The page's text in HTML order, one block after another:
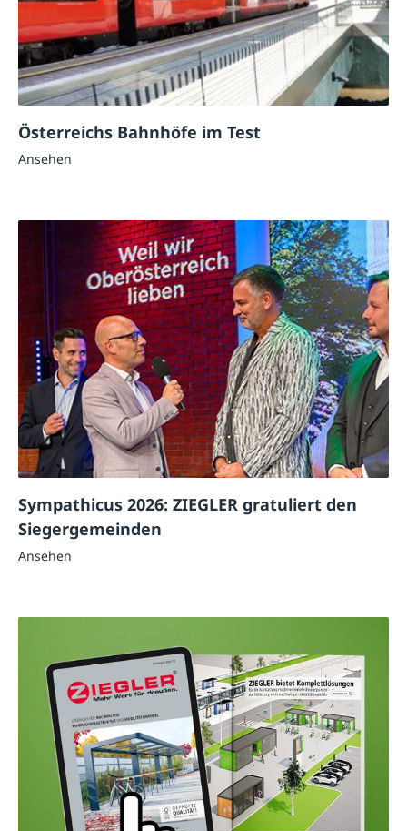
Österreichs Bahnhöfe im Test
Ansehen
Sympathicus 2026: ZIEGLER gratuliert den
Siegergemeinden
Ansehen